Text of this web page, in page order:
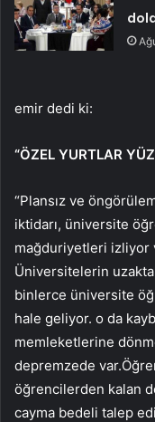
emir dedi ki:
“ÖZEL YURTLAR
“Plansız ve
iktidarı, üniversite
mağduriyetleri izliyor
Üniversitelerin
binlerce üniversite
hale geliyor. o da
memleketlerine
depremzede
öğrencilerden kalan
cayma bedeli talep